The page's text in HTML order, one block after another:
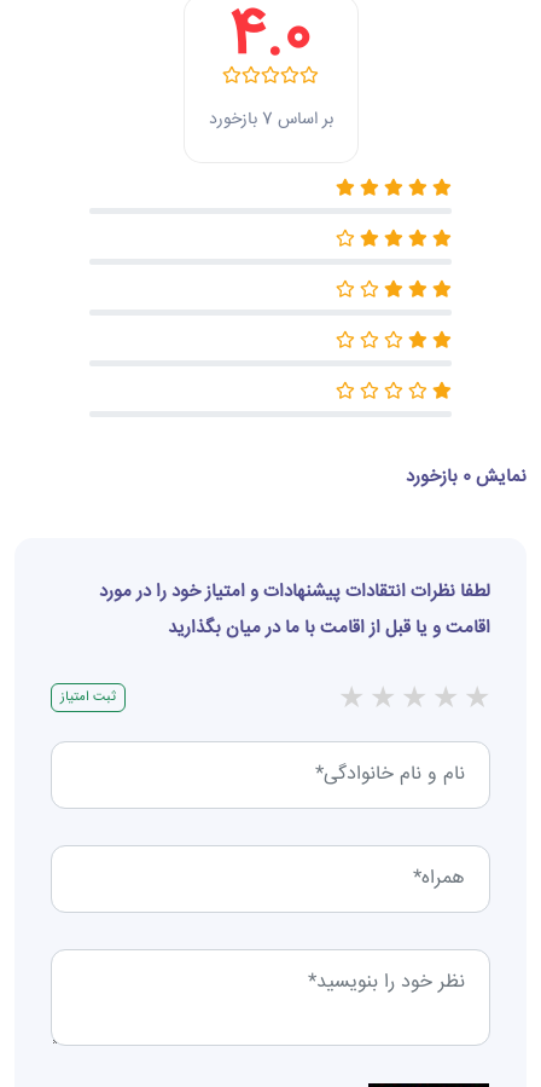
4.0
بر اساس 7 بازخورد
نمایش 0 بازخورد
لطفا نظرات انتقادات پیشنهادات و امتیاز خود را در مورد
اقامت و یا قبل از اقامت با ما در میان بگذارید
★
★
★
★
★ ثبت امتیاز